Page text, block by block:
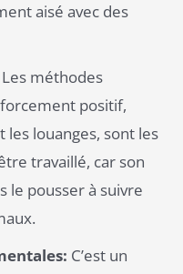
aisé avec des
Les méthodes
positif,
louanges, sont les
travaillé, car son
le pousser à suivre
C’est un